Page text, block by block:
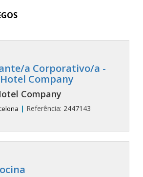
a Corporativo/a -
Company
Company
| Referência: 2447143